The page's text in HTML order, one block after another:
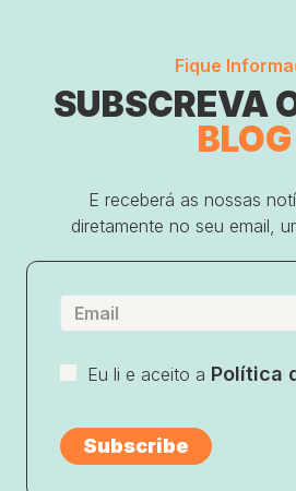
Fique
SUBSCREVA
BLOG
E receberá as nossas
diretamente no seu email,
Eu li e aceito a Política